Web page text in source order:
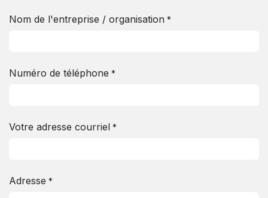
Nom de l'entreprise / organisation *
Numéro de téléphone *
Votre adresse courriel *
Adresse *